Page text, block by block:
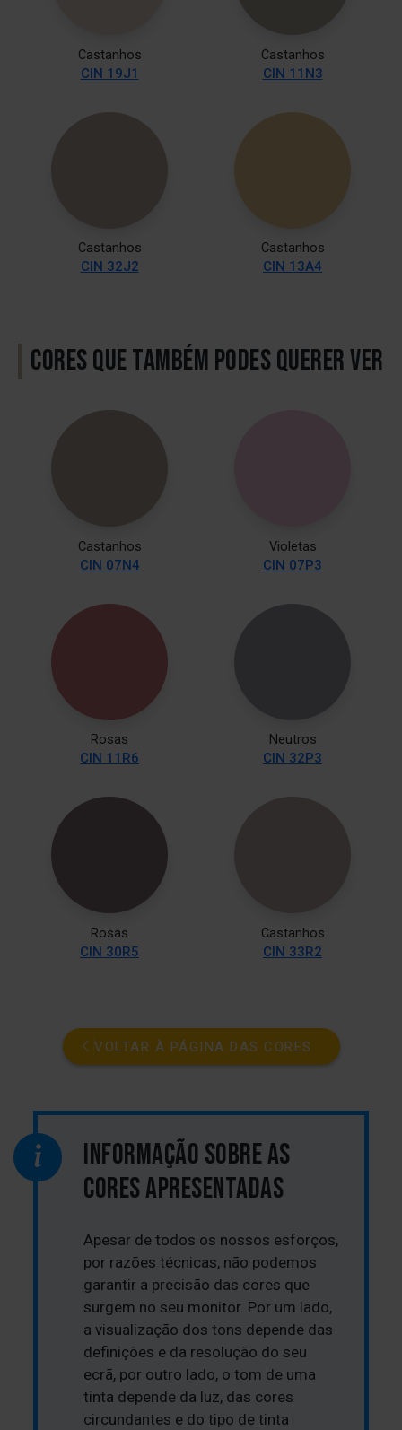
Castanhos
CIN 19J1
Castanhos
CIN 11N3
Castanhos
CIN 32J2
Castanhos
CIN 13A4
CORES QUE TAMBÉM PODES QUERER VER
Castanhos
CIN 07N4
Violetas
CIN 07P3
Rosas
CIN 11R6
Neutros
CIN 32P3
Rosas
CIN 30R5
Castanhos
CIN 33R2
VOLTAR À PÁGINA DAS CORES
INFORMAÇÃO SOBRE AS
CORES APRESENTADAS
Apesar de todos os nossos esforços,
por razões técnicas, não podemos
garantir a precisão das cores que
surgem no seu monitor. Por um lado,
a visualização dos tons depende das
definições e da resolução do seu
ecrã, por outro lado, o tom de uma
tinta depende da luz, das cores
circundantes e do tipo de tinta